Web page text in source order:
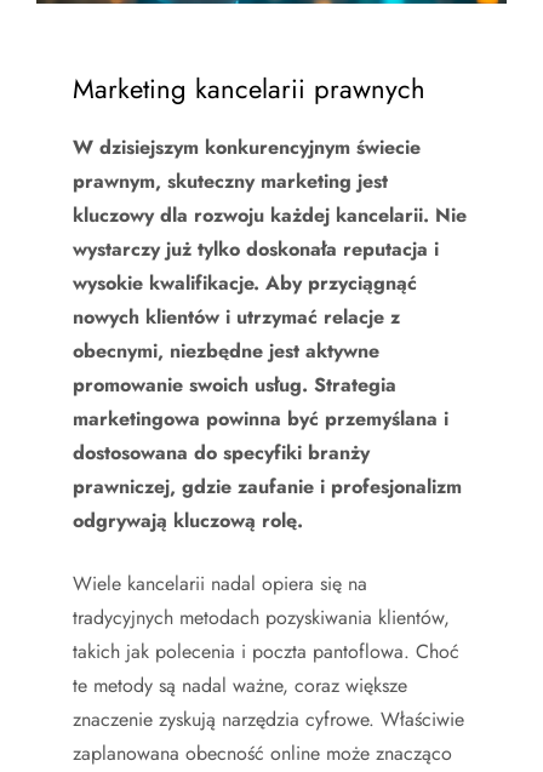
Marketing kancelarii prawnych
W dzisiejszym konkurencyjnym świecie
prawnym, skuteczny marketing jest
kluczowy dla rozwoju każdej kancelarii. Nie
wystarczy już tylko doskonała reputacja i
wysokie kwalifikacje. Aby przyciągnąć
nowych klientów i utrzymać relacje z
obecnymi, niezbędne jest aktywne
promowanie swoich usług. Strategia
marketingowa powinna być przemyślana i
dostosowana do specyfiki branży
prawniczej, gdzie zaufanie i profesjonalizm
odgrywają kluczową rolę.
Wiele kancelarii nadal opiera się na
tradycyjnych metodach pozyskiwania klientów,
takich jak polecenia i poczta pantoflowa. Choć
te metody są nadal ważne, coraz większe
znaczenie zyskują narzędzia cyfrowe. Właściwie
zaplanowana obecność online może znacząco